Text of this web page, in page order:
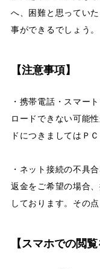
へ、困難と思ってい
事ができるでしょう。
【注意事項】
・携帯電話・スマー
ロードできない可能
ドにつきましてはＰ
・ネット接続の不具
返金をご希望の場合
しております。その
【スマホでの閲